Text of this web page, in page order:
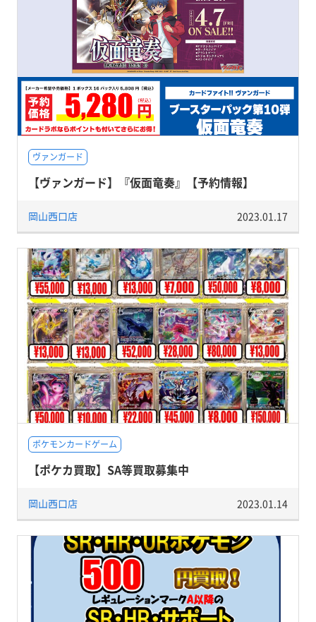
ヴァンガード
【ヴァンガード】『仮面竜奏』【予約情報】
岡山西口店 2023.01.17
ポケモンカードゲーム
【ポケカ買取】SA等買取募集中
岡山西口店 2023.01.14